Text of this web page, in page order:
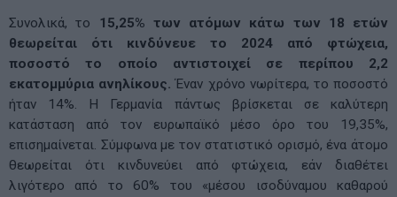
Συνολικά, το 15,25% των ατόμων κάτω των 18 ετών
θεωρείται ότι κινδύνευε το 2024 από φτώχεια,
ποσοστό το οποίο αντιστοιχεί σε περίπου 2,2
εκατομμύρια ανηλίκους. Έναν χρόνο νωρίτερα, το ποσοστό
ήταν 14%. Η Γερμανία πάντως βρίσκεται σε καλύτερη
κατάσταση από τον ευρωπαϊκό μέσο όρο του 19,35%,
επισημαίνεται. Σύμφωνα με τον στατιστικό ορισμό, ένα άτομο
θεωρείται ότι κινδυνεύει από φτώχεια, εάν διαθέτει
λιγότερο από το 60% του «μέσου ισοδύναμου καθαρού